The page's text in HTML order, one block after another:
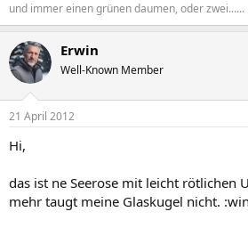
und immer einen grünen daumen, oder zwei......
Erwin
Well-Known Member
21 April 2012
Hi,
das ist ne Seerose mit leicht rötlichen
mehr taugt meine Glaskugel nicht.